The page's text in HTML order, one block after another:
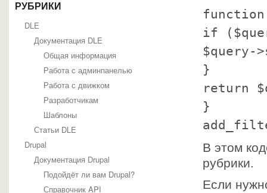
Основы Joomla
Хаки Joomla
Шаблоны Joomla
Шаблоны Joomla 1.5
Шаблоны Joomla 1.7
Шаблоны Joomla 2.5
phpBBex
Документация phpBB
Отдельные файлы документации
Руководство для пользователей phpBB
Руководство по администрированию phpBB
Руководство по быстрому старту
Руководство по модерированию phpBB
Руководство по обновлению phpBB
РУБРИКИ
DLE
Документация DLE
Общая информация
Работа с админпанелью
Работа с движком
Разработчикам
Шаблоны
Статьи DLE
Drupal
Документация Drupal
Подойдёт ли вам Drupal?
Справочник API
if
}
return
}
В этом
рубрики.
Если